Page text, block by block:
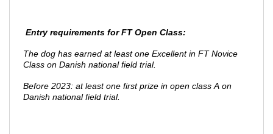
Entry requirements for FT Open Class:
The dog has earned at least one Excellent in FT Novice
Class on Danish national field trial.
Before 2023: at least one first prize in open class A on
Danish national field trial.